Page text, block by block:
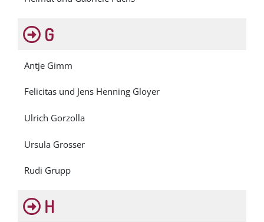
G
Antje Gimm
Felicitas und Jens Henning Gloyer
Ulrich Gorzolla
Ursula Grosser
Rudi Grupp
H